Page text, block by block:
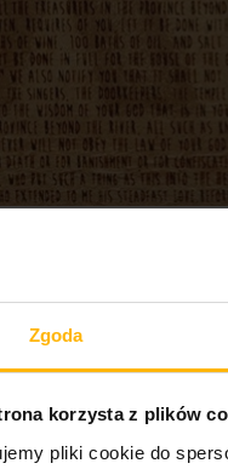
Zgoda
korzysta z plików
pliki cookie do